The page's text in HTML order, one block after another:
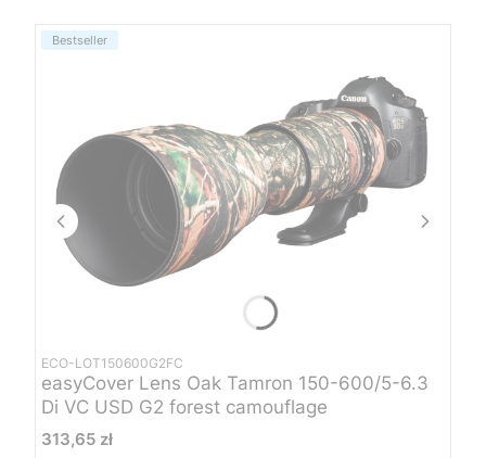
Bestseller
ECO-LOT150600G2FC
easyCover Lens Oak Tamron 150-600/5-6.3
Di VC USD G2 forest camouflage
Cena
313,65 zł